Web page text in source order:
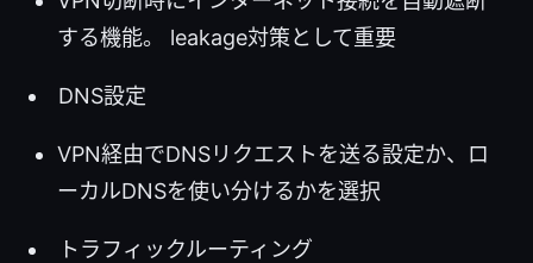
する機能。 leakage対策として重要
DNS設定
VPN経由でDNSリクエストを送る設定か、ロ
ーカルDNSを使い分けるかを選択
トラフィックルーティング